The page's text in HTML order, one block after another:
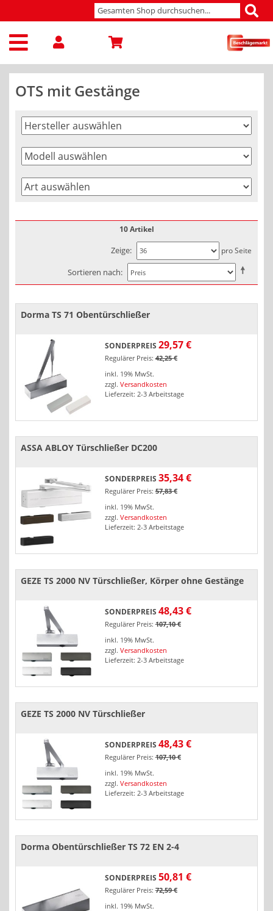
OTS mit Gestänge
10 Artikel
Zeige pro Seite
Sortieren nach
Dorma TS 71 Obentürschließer
SONDERPREIS 29,57 €
Regulärer Preis: 42,25 €
inkl. 19% MwSt.
zzgl. Versandkosten
Lieferzeit: 2-3 Arbeitstage
ASSA ABLOY Türschließer DC200
SONDERPREIS 35,34 €
Regulärer Preis: 57,83 €
inkl. 19% MwSt.
zzgl. Versandkosten
Lieferzeit: 2-3 Arbeitstage
GEZE TS 2000 NV Türschließer, Körper ohne Gestänge
SONDERPREIS 48,43 €
Regulärer Preis: 107,10 €
inkl. 19% MwSt.
zzgl. Versandkosten
Lieferzeit: 2-3 Arbeitstage
GEZE TS 2000 NV Türschließer
SONDERPREIS 48,43 €
Regulärer Preis: 107,10 €
inkl. 19% MwSt.
zzgl. Versandkosten
Lieferzeit: 2-3 Arbeitstage
Dorma Obentürschließer TS 72 EN 2-4
SONDERPREIS 50,81 €
Regulärer Preis: 72,59 €
inkl. 19% MwSt.